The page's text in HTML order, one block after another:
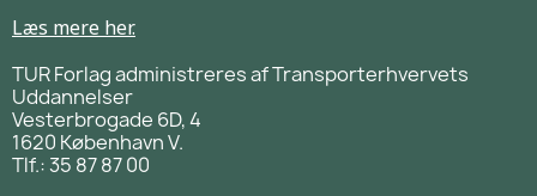
Læs mere her.
TUR Forlag administreres af Transporterhvervets
Uddannelser
Vesterbrogade 6D, 4
1620 København V.
Tlf.: 35 87 87 00